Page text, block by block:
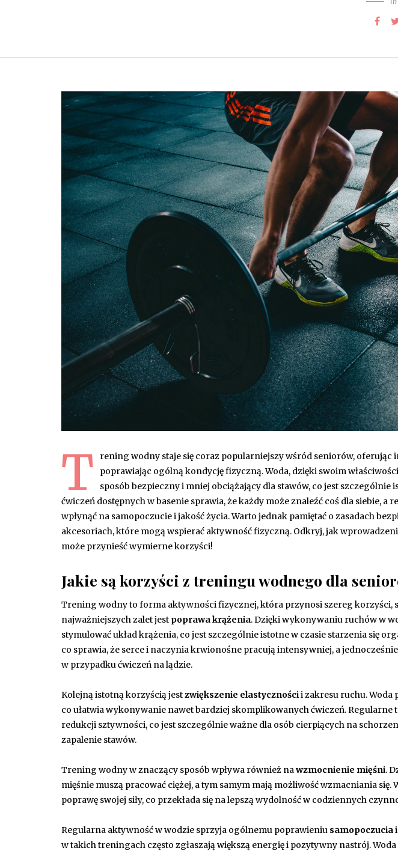
T
rening wodny staje się coraz popularniejszy wśród seniorów, oferując
poprawiając ogólną kondycję fizyczną. Woda, dzięki swoim
sposób bezpieczny i mniej obciążający dla stawów, co jest
ćwiczeń dostępnych w basenie sprawia, że każdy może znaleźć coś dla siebie,
wpłynąć na samopoczucie i jakość życia. Warto jednak pamiętać o zasadach
akcesoriach, które mogą wspierać aktywność fizyczną. Odkryj, jak
może przynieść wymierne korzyści!
Jakie są korzyści z treningu wodnego dla
Trening wodny to forma aktywności fizycznej, która przynosi szereg korzyści,
najważniejszych zalet jest poprawa krążenia. Dzięki wykonywaniu ruchów w
stymulować układ krążenia, co jest szczególnie istotne w czasie starzenia się
co sprawia, że serce i naczynia krwionośne pracują intensywniej, a
w przypadku ćwiczeń na lądzie.
Kolejną istotną korzyścią jestzwiększenie elastycznościi zakresu ruchu. Woda
co ułatwia wykonywanie nawet bardziej skomplikowanych ćwiczeń.
redukcji sztywności, co jest szczególnie ważne dla osób cierpiących na
zapalenie stawów.
Trening wodny w znaczący sposób wpływa również nawzmocnienie mięśni.
mięśnie muszą pracować ciężej, a tym samym mają możliwość wzmacniania
poprawę swojej siły, co przekłada się na lepszą wydolność w codziennych
Regularna aktywność w wodzie sprzyja ogólnemu poprawieniu samopoczucia
w takich treningach często zgłaszają większą energię i pozytywny nastrój.